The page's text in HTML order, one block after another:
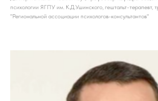
психологии ЯГПУ им. К.Д.Ушинского, гештальт-
"Региональной ассоциации психологов-консультантов"